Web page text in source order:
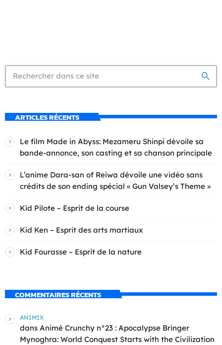
search
ARTICLES RÉCENTS
Le film Made in Abyss: Mezameru Shinpi dévoile sa
bande-annonce, son casting et sa chanson principale
L’anime Dara-san of Reiwa dévoile une vidéo sans
crédits de son ending spécial « Gun Valsey’s Theme »
Kid Pilote – Esprit de la course
Kid Ken – Esprit des arts martiaux
Kid Fourasse – Esprit de la nature
COMMENTAIRES RÉCENTS
ANIMIX
dans Animé Crunchy n°23 : Apocalypse Bringer
Mynoghra: World Conquest Starts with the Civilization